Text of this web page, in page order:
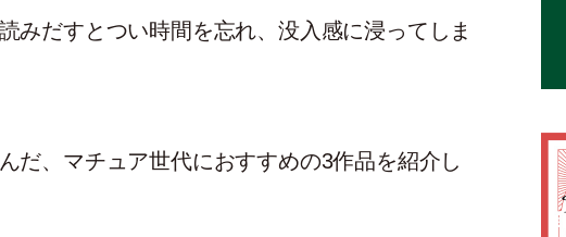
みだすとつい時間を忘れ、没入感に浸ってしま
だ、マチュア世代におすすめの3作品を紹介し